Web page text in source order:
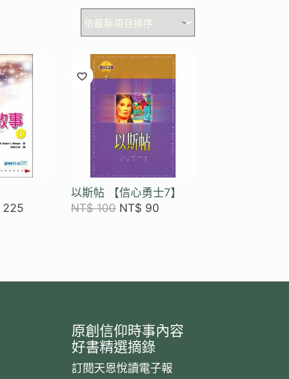
225
以斯帖 【信心勇士7】
NT$100 NT$ 90
原創信仰時事內容
好書精選摘錄
訂閱天恩悅讀電子報